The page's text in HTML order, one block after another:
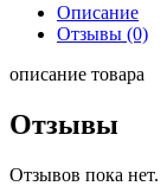
Описание
Отзывы (0)
описание товара
Отзывы
Отзывов пока нет.